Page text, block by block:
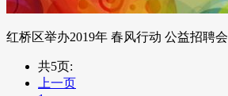
红桥区举办2019年 春风行动 公益招聘会
共5页:
上一页